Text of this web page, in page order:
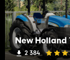
New Holland
2 384